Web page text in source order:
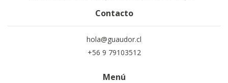
Contacto
hola@guaudor.cl
+56 9 79103512
Menú